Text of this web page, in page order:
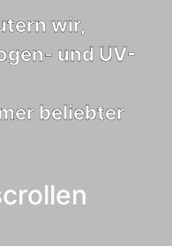
wir,
und UV-
beliebter